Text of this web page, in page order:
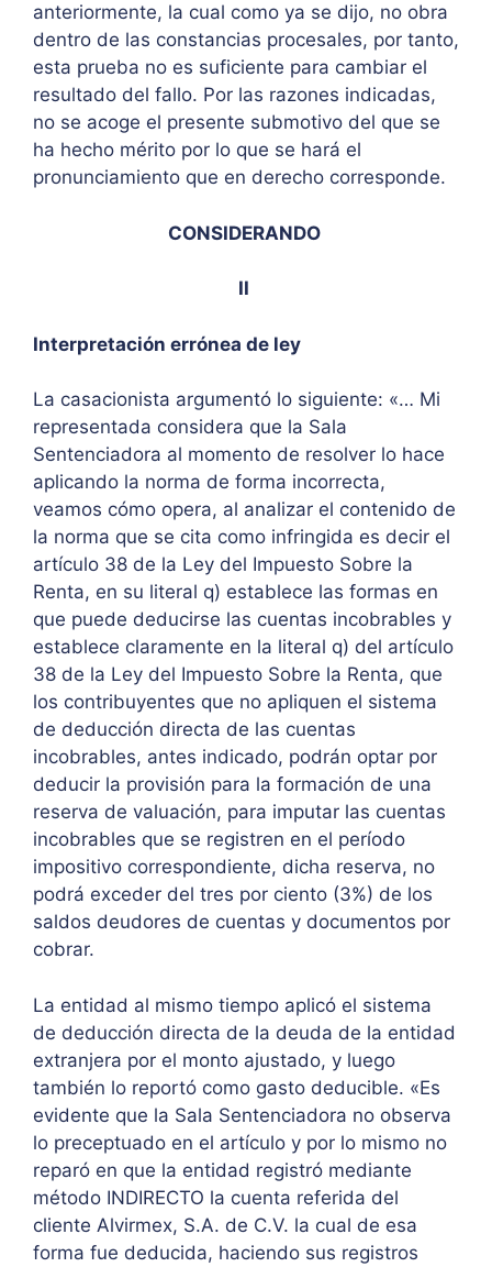
anteriormente, la cual como ya se dijo, no obra
dentro de las constancias procesales, por tanto,
esta prueba no es suficiente para cambiar el
resultado del fallo. Por las razones indicadas,
no se acoge el presente submotivo del que se
ha hecho mérito por lo que se hará el
pronunciamiento que en derecho corresponde.
CONSIDERANDO
II
Interpretación errónea de ley
La casacionista argumentó lo siguiente: «… Mi
representada considera que la Sala
Sentenciadora al momento de resolver lo hace
aplicando la norma de forma incorrecta,
veamos cómo opera, al analizar el contenido de
la norma que se cita como infringida es decir el
artículo 38 de la Ley del Impuesto Sobre la
Renta, en su literal q) establece las formas en
que puede deducirse las cuentas incobrables y
establece claramente en la literal q) del artículo
38 de la Ley del Impuesto Sobre la Renta, que
los contribuyentes que no apliquen el sistema
de deducción directa de las cuentas
incobrables, antes indicado, podrán optar por
deducir la provisión para la formación de una
reserva de valuación, para imputar las cuentas
incobrables que se registren en el período
impositivo correspondiente, dicha reserva, no
podrá exceder del tres por ciento (3%) de los
saldos deudores de cuentas y documentos por
cobrar.
La entidad al mismo tiempo aplicó el sistema
de deducción directa de la deuda de la entidad
extranjera por el monto ajustado, y luego
también lo reportó como gasto deducible. «Es
evidente que la Sala Sentenciadora no observa
lo preceptuado en el artículo y por lo mismo no
reparó en que la entidad registró mediante
método INDIRECTO la cuenta referida del
cliente Alvirmex, S.A. de C.V. la cual de esa
forma fue deducida, haciendo sus registros